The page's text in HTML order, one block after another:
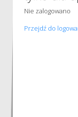
Nie zalogowano
Przejdź do